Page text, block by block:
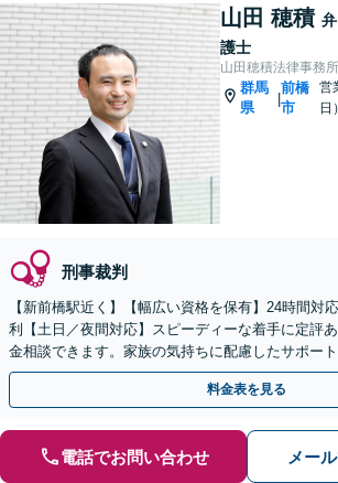
山田 穂積 弁
護士
山田穂積法律事務所
群馬
県
|
前橋
市
営
日）
刑事裁判
【新前橋駅近く】【幅広い資格を保有】24時間対
利【土日／夜間対応】スピーディーな着手に定評
金相談できます。家族の気持ちに配慮したサポー
料金表を見る
電話でお問い合わせ メー